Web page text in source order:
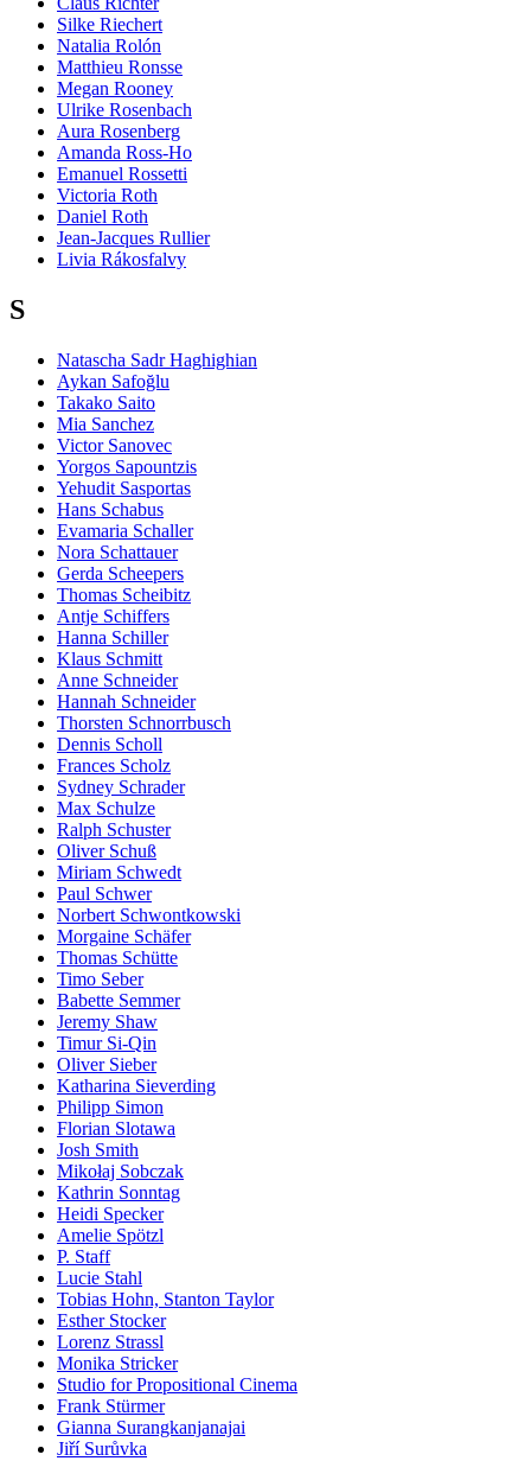
Silke Riechert
Natalia Rolón
Matthieu Ronsse
Megan Rooney
Ulrike Rosenbach
Aura Rosenberg
Amanda Ross-Ho
Emanuel Rossetti
Victoria Roth
Daniel Roth
Jean-Jacques Rullier
Livia Rákosfalvy
S
Natascha Sadr Haghighian
Aykan Safoğlu
Takako Saito
Mia Sanchez
Victor Sanovec
Yorgos Sapountzis
Yehudit Sasportas
Hans Schabus
Evamaria Schaller
Nora Schattauer
Gerda Scheepers
Thomas Scheibitz
Antje Schiffers
Hanna Schiller
Klaus Schmitt
Anne Schneider
Hannah Schneider
Thorsten Schnorrbusch
Dennis Scholl
Frances Scholz
Sydney Schrader
Max Schulze
Ralph Schuster
Oliver Schuß
Miriam Schwedt
Paul Schwer
Norbert Schwontkowski
Morgaine Schäfer
Thomas Schütte
Timo Seber
Babette Semmer
Jeremy Shaw
Timur Si-Qin
Oliver Sieber
Katharina Sieverding
Philipp Simon
Florian Slotawa
Josh Smith
Mikołaj Sobczak
Kathrin Sonntag
Heidi Specker
Amelie Spötzl
P. Staff
Lucie Stahl
Tobias Hohn, Stanton Taylor
Esther Stocker
Lorenz Strassl
Monika Stricker
Studio for Propositional Cinema
Frank Stürmer
Gianna Surangkanjanajai
Jiří Surůvka